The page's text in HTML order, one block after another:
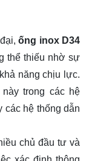
ống inox D34
thể thiếu nhờ sự
năng chịu lực.
trong các hệ
các hệ thống dẫn
chủ đầu tư và